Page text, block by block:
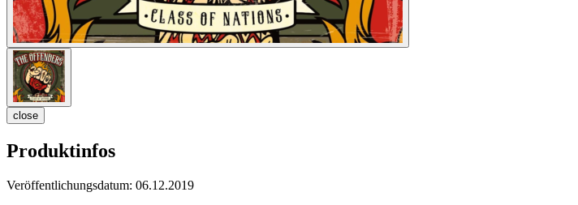
close
Produktinfos
Veröffentlichungsdatum: 06.12.2019